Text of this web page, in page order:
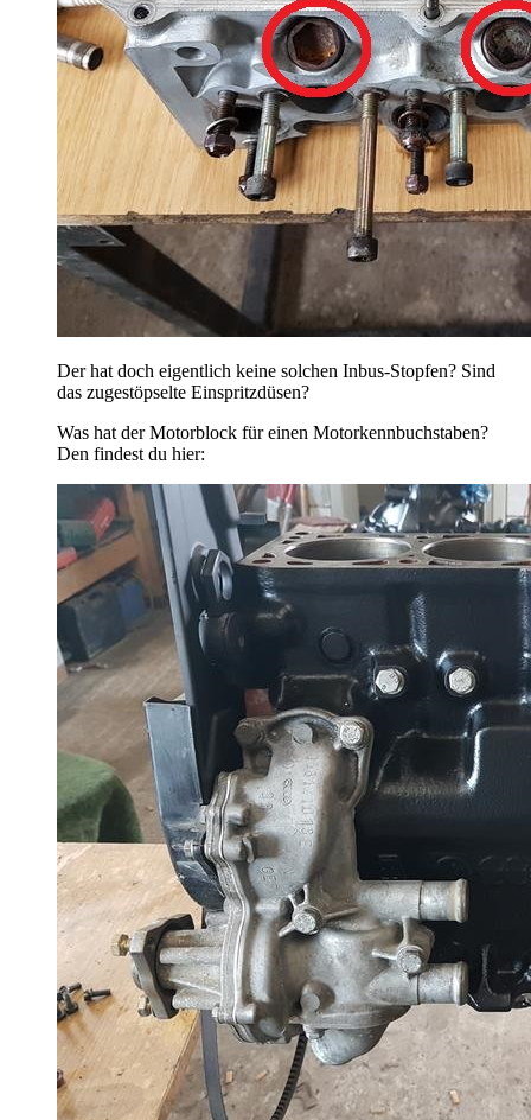
Der hat doch eigentlich keine solchen Inbus-Stopfen? Sind
das zugestöpselte Einspritzdüsen?
Was hat der Motorblock für einen Motorkennbuchstaben?
Den findest du hier: